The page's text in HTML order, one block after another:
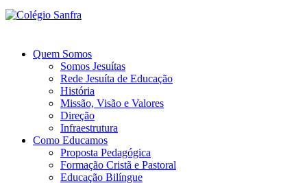
Quem Somos
Somos Jesuítas
Rede Jesuíta de Educação
História
Missão, Visão e Valores
Direção
Infraestrutura
Como Educamos
Proposta Pedagógica
Formação Cristã e Pastoral
Educação Bilíngue